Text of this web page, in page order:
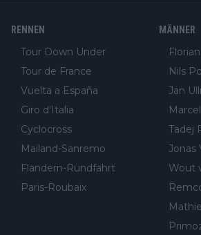
RENNEN
Tour Down Under
Tour de France
Vuelta a España
Giro d'Italia
Cyclocross
Mailand-Sanremo
Flandern-Rundfahrt
Paris-Roubaix
MÄNNER
Nils
Jan
Tadej
Jonas
Wout